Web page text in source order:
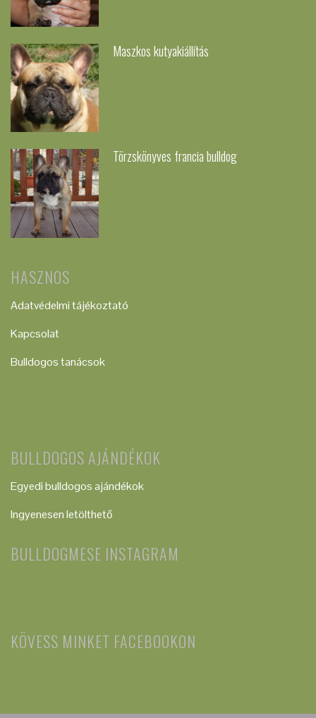
Maszkos kutyakiállítás
Törzskönyves francia bulldog
HASZNOS
Adatvédelmi tájékoztató
Kapcsolat
Bulldogos tanácsok
BULLDOGOS AJÁNDÉKOK
Egyedi bulldogos ajándékok
Ingyenesen letölthető
BULLDOGMESE INSTAGRAM
KÖVESS MINKET FACEBOOKON